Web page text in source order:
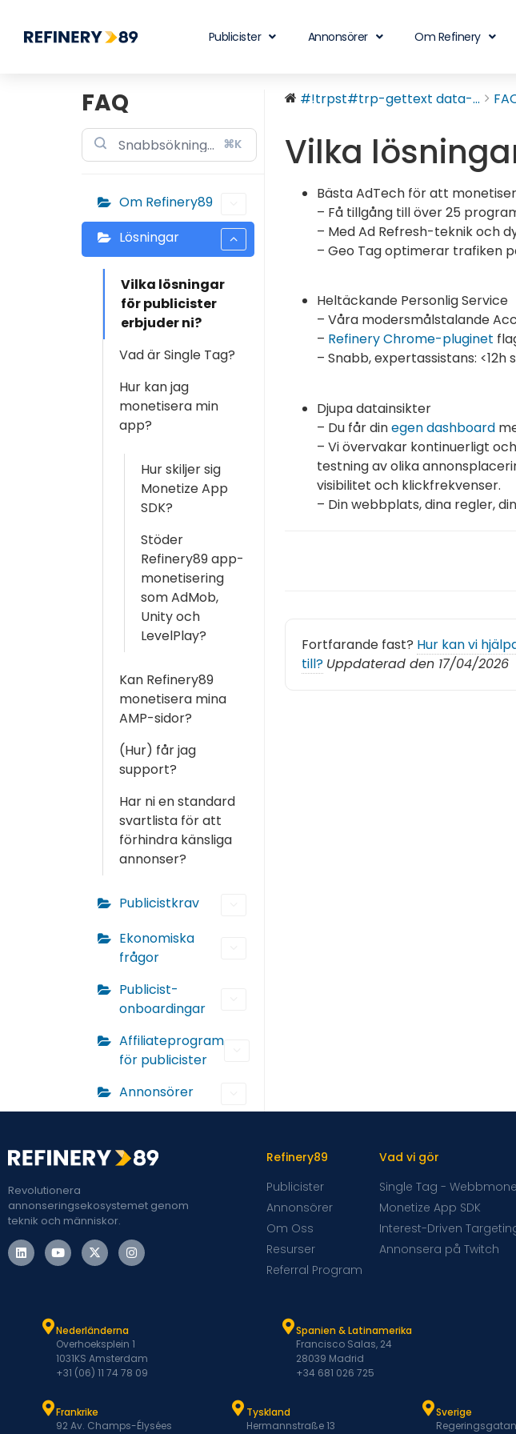
Publicister Annonsörer Om Refinery
FAQ
⌘K
Om Refinery89
Lösningar
Vilka lösningar
för publicister
erbjuder ni?
Vad är Single Tag?
Hur kan jag
monetisera min
app?
Hur skiljer sig
Monetize App
SDK?
Stöder
Refinery89 app-
monetisering
som AdMob,
Unity och
LevelPlay?
Kan Refinery89
monetisera mina
AMP-sidor?
(Hur) får jag
support?
Har ni en standard
svartlista för att
förhindra känsliga
annonser?
Publicistkrav
Ekonomiska
frågor
Publicist-
onboardingar
Affiliateprogram
för publicister
Annonsörer
#!trpst#trp-gettext data-...
Vilka
Bästa AdTech för att
– Få tillgång till över 25
– Med Ad Refresh-teknik och
– Geo Tag optimerar trafiken
Heltäckande Personlig Service
– Våra modersmålstalande
– Refinery Chrome-pluginet
– Snabb, expertassistans:
Djupa datainsikter
– Du får dinegen dashboard
– Vi övervakar kontinuerligt
testning av olika
visibilitet och klickfrekvenser.
– Din webbplats, dina regler,
Fortfarande fast? Hur kan vi
till? Uppdaterad den 17/04/2026
Revolutionera
annonseringsekosystemet genom
teknik och människor.
Refinery89
Publicister
Annonsörer
Om Oss
Resurser
Referral Program
Vad vi gör
Single Tag -
Monetize App SDK
Interest-Driven
Annonsera på Twitch
Nederländerna
Overhoeksplein 1
1031KS Amsterdam
+31 (06) 11 74 78 09
Spanien & Latinamerika
Francisco Salas, 24
28039 Madrid
+34 681 026 725
Frankrike
92 Av. Champs-Élysées
Tyskland
Hermannstraße 13
Sverige